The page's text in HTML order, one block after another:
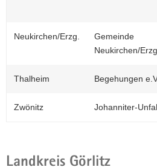
Neukirchen/Erzg.
Gemeinde
Neukirchen/Erzg.
Thalheim Begehungen
Zwönitz Johanniter-
Landkreis Görlitz